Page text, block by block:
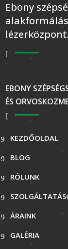
Ebony
EBONY
ÉS
KEZDŐOLDAL
BLOG
RÓLUNK
ÁRAINK
GALÉRIA